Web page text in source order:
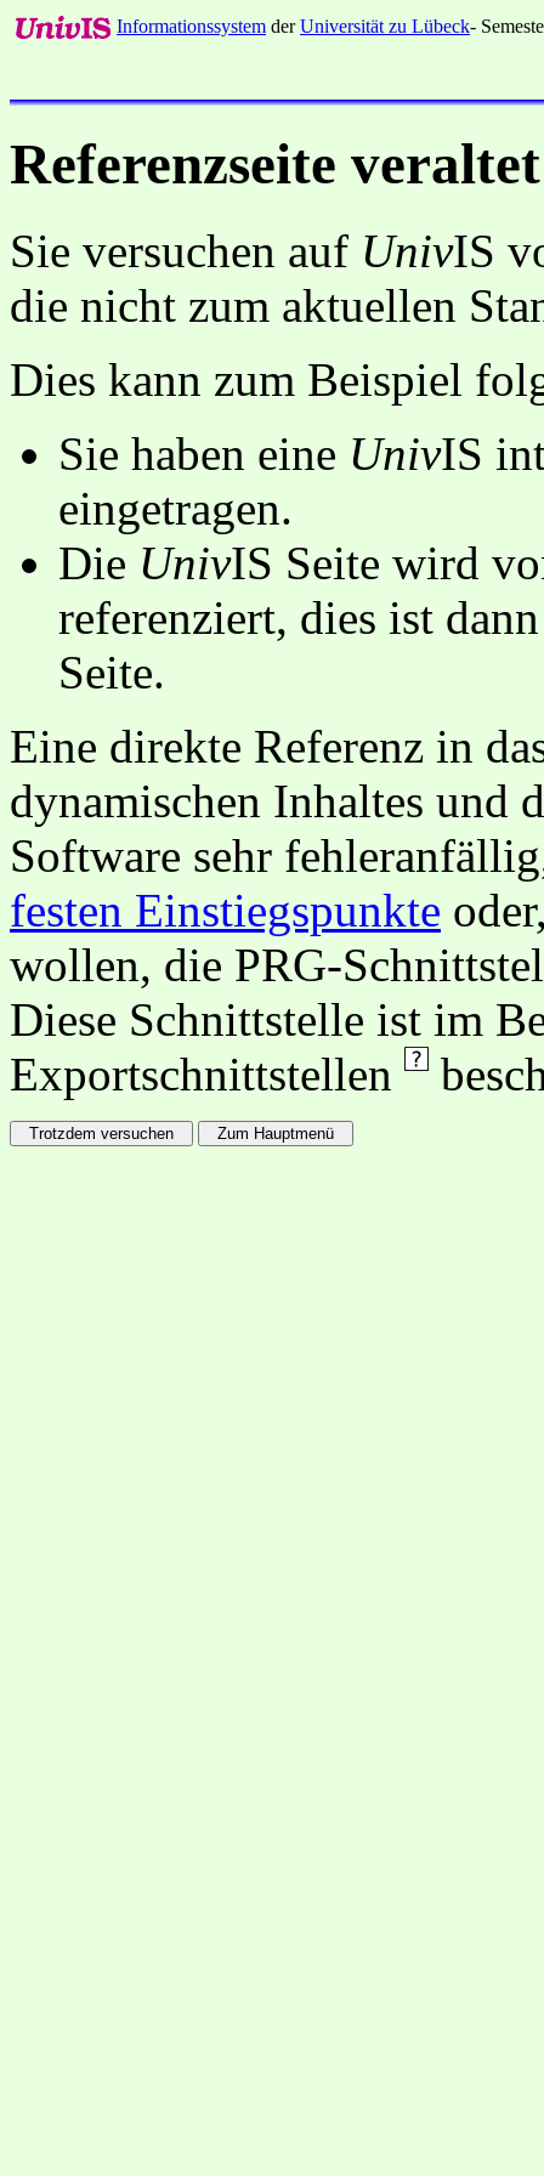
Informationssystem derUniversität zu Lübeck-
Referenzseite veraltet
Sie versuchen auf UnivIS
die nicht zum aktuellen
Dies kann zum Beispiel
Sie haben eine UnivIS
eingetragen.
Die UnivIS Seite wird
referenziert, dies ist
Seite.
Eine direkte Referenz in
dynamischen Inhaltes und
Software sehr
festen Einstiegspunkte
wollen, die PRG-
Diese Schnittstelle ist im
Exportschnittstellen